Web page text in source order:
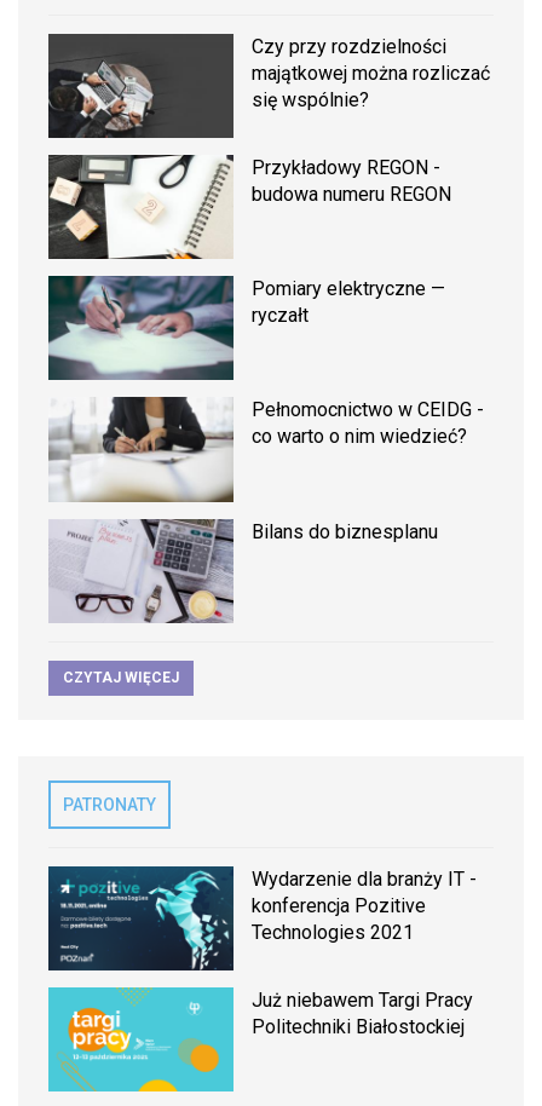
Czy przy rozdzielności
majątkowej można rozliczać
się wspólnie?
Przykładowy REGON -
budowa numeru REGON
Pomiary elektryczne —
ryczałt
Pełnomocnictwo w CEIDG -
co warto o nim wiedzieć?
Bilans do biznesplanu
CZYTAJ WIĘCEJ
PATRONATY
Wydarzenie dla branży IT -
konferencja Pozitive
Technologies 2021
Już niebawem Targi Pracy
Politechniki Białostockiej